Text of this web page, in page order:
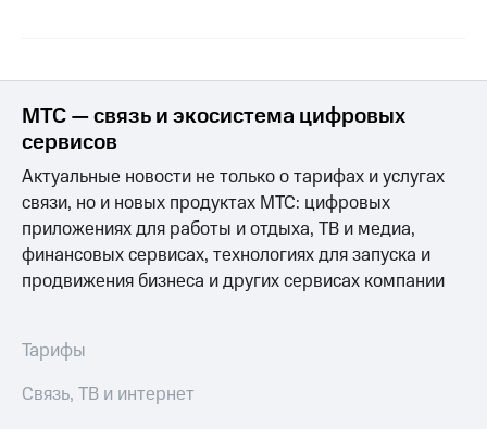
МТС — связь и экосистема цифровых
сервисов
Актуальные новости не только о тарифах и услугах
связи, но и новых продуктах МТС: цифровых
приложениях для работы и отдыха, ТВ и медиа,
финансовых сервисах, технологиях для запуска и
продвижения бизнеса и других сервисах компании
Тарифы
Связь, ТВ и интернет